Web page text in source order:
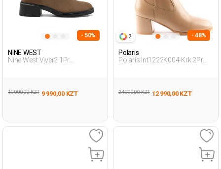
- 50%
NINE WEST
Nine West Viver2 1Pr
19 990,00 KZT 9 990,00 KZT
2 - 48%
Polaris
Polaris Int1222K004-Krk 2Pr
24 990,00 KZT 12 990,00 KZT